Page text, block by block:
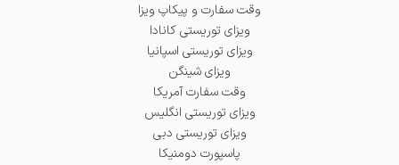
وقت سفارت و پیکاپ ویزا
ویزای توریستی کانادا
ویزای توریستی اسپانیا
ویزای شینگن
وقت سفارت آمریکا
ویزای توریستی انگلیس
ویزای توریستی دبی
پاسپورت دومنیکا